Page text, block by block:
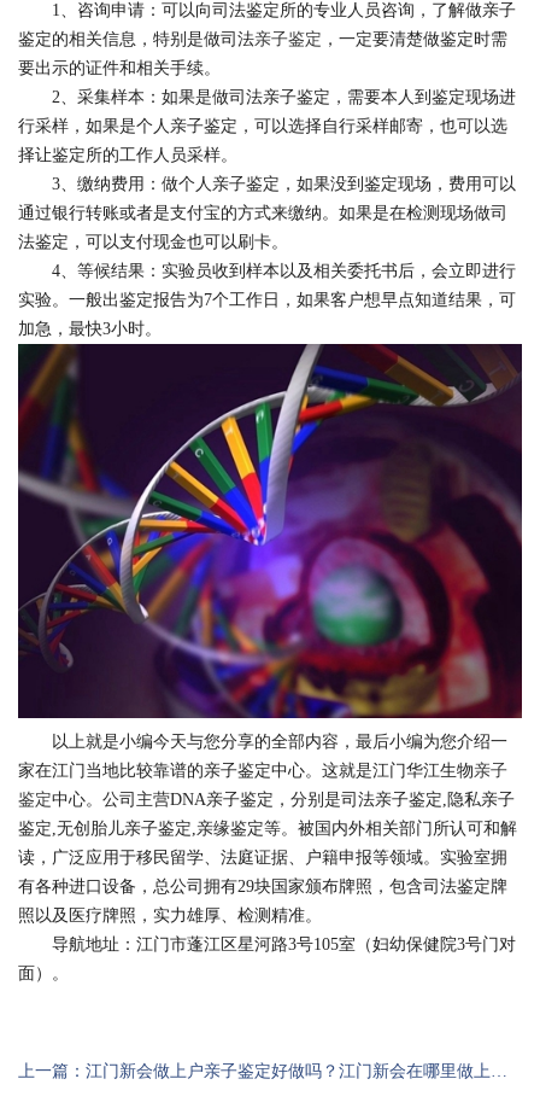
1、咨询申请：可以向司法鉴定所的专业人员咨询，了解做亲子
鉴定的相关信息，特别是做司法亲子鉴定 ，一定要清楚做鉴定时需
要出示的证件和相关手续。
2、采集样本：如果是做司法亲子鉴定，需要本人到鉴定现场进
行采样，如果是个人亲子鉴定，可以选择自行采样邮寄，也可以选
择让鉴定所的工作人员采样。
3、缴纳费用：做个人亲子鉴定，如果没到鉴定现场，费用可以
通过银行转账或者是支付宝的方式来缴纳。如果是在检测现场做司
法鉴定，可以支付现金也可以刷卡。
4、等候结果：实验员收到样本以及相关委托书后，会立即进行
实验。一般出鉴定报告为7个工作日，如果客户想早点知道结果，可
加急，最快3小时。
以上就是小编今天与您分享的全部内容，最后小编为您介绍一
家在江门当地比较靠谱的亲子鉴定中心。这就是江门华江生物亲子
鉴定中心。公司主营DNA亲子鉴定，分别是司法亲子鉴定,隐私亲子
鉴定,无创胎儿亲子鉴定,亲缘鉴定等。被国内外相关部门所认可和解
读，广泛应用于移民留学、法庭证据、户籍申报等领域。实验室拥
有各种进口设备，总公司拥有29块国家颁布牌照，包含司法鉴定牌
照以及医疗牌照，实力雄厚、检测精准。
导航地址：江门市蓬江区星河路3号105室（妇幼保健院3号门对
面）。
上一篇：江门新会做上户亲子鉴定好做吗？江门新会在哪里做上户鉴定